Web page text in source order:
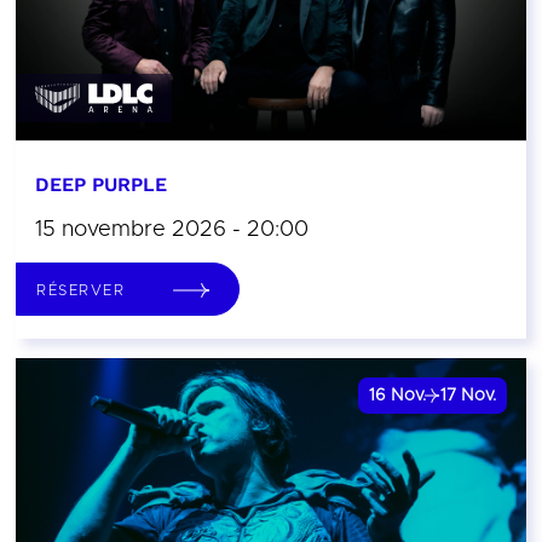
DEEP PURPLE
15 novembre 2026 - 20:00
RÉSERVER
16 Nov. 17 Nov.